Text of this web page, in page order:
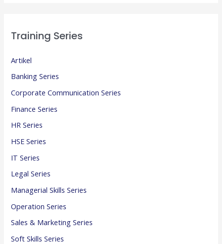
Training Series
Artikel
Banking Series
Corporate Communication Series
Finance Series
HR Series
HSE Series
IT Series
Legal Series
Managerial Skills Series
Operation Series
Sales & Marketing Series
Soft Skills Series